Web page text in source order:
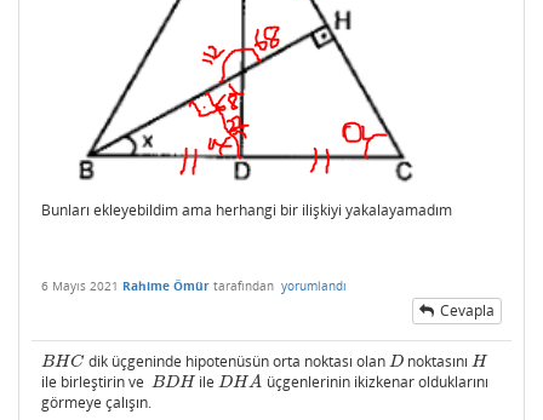
Bunları ekleyebildim ama herhangi bir ilişkiyi yakalayamadım
6 Mayıs 2021 Rahime Ömür tarafından yorumlandı
Cevapla
BHC
BHC dik üçgeninde hipotenüsün orta noktası olanD
D noktasınıH
H
ile birleştirin ve BDH
BDH ileDHA
DHA
üçgenlerinin ikizkenar olduklarını
görmeye çalışın.